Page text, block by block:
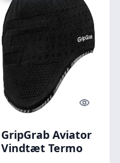
Quick
GripGrab Aviator
Vindtæt Termo